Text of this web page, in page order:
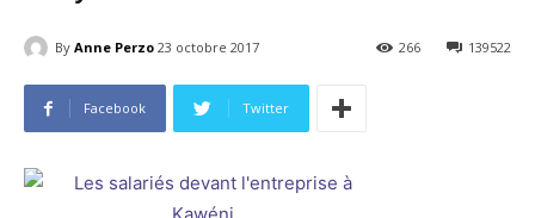
By Anne Perzo 23 octobre 2017 139522
266
Facebook Twitter